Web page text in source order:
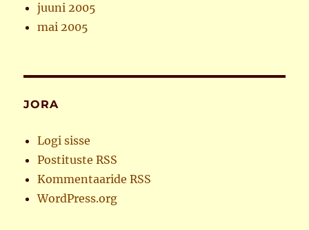
juuni 2005
mai 2005
JORA
Logi sisse
Postituste RSS
Kommentaaride RSS
WordPress.org